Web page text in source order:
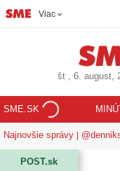
Viac
št, 6. august,
SME.SK
Najnovšie správy
POST.sk